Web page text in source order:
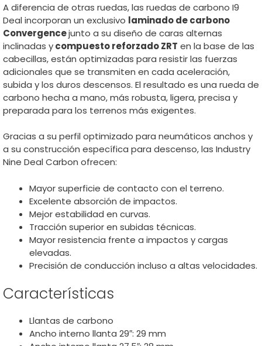
A diferencia de otras ruedas, las ruedas de carbono I9
Deal incorporan un exclusivo laminado de carbono
Convergencejunto a su diseño de caras alternas
inclinadas ycompuesto reforzado ZRT en la base de las
cabecillas, están optimizadas para resistir las fuerzas
adicionales que se transmiten en cada aceleración,
subida y los duros descensos. El resultado es una rueda de
carbono hecha a mano, más robusta, ligera, precisa y
preparada para los terrenos más exigentes.
Gracias a su perfil optimizado para neumáticos anchos y
a su construcción específica para descenso, las Industry
Nine Deal Carbon ofrecen:
Mayor superficie de contacto con el terreno.
Excelente absorción de impactos.
Mejor estabilidad en curvas.
Tracción superior en subidas técnicas.
Mayor resistencia frente a impactos y cargas
elevadas.
Precisión de conducción incluso a altas velocidades.
Características
Llantas de carbono
Ancho interno llanta 29″: 29 mm